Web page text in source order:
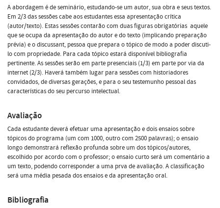
A abordagem é de seminário, estudando-se um autor, sua obra e seus textos.
Em 2/3 das sessões cabe aos estudantes essa apresentação crítica
(autor/texto). Estas sessões contarão com duas figuras obrigatórias  aquele
que se ocupa da apresentação do autor e do texto (implicando preparação
prévia) e o discussant, pessoa que prepara o tópico de modo a poder discuti-
lo com propriedade. Para cada tópico estará disponível bibliografia
pertinente. As sessões serão em parte presenciais (1/3) em parte por via da
internet (2/3). Haverá também lugar para sessões com historiadores
convidados, de diversas gerações, e para o seu testemunho pessoal das
características do seu percurso intelectual.
Avaliação
Cada estudante deverá efetuar uma apresentação e dois ensaios sobre
tópicos do programa (um com 1000, outro com 2500 palavras); o ensaio
longo demonstrará reflexão profunda sobre um dos tópicos/autores,
escolhido por acordo com o professor; o ensaio curto será um comentário a
um texto, podendo corresponder a uma prva de avaliação. A classificação
será uma média pesada dos ensaios e da apresentação oral.
Bibliografia